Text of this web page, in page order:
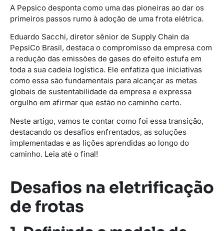
A Pepsico desponta como uma das pioneiras ao dar os
primeiros passos rumo à adoção de uma frota elétrica.
Eduardo Sacchi, diretor sênior de Supply Chain da
PepsiCo Brasil, destaca o compromisso da empresa com
a redução das emissões de gases do efeito estufa em
toda a sua cadeia logística. Ele enfatiza que iniciativas
como essa são fundamentais para alcançar as metas
globais de sustentabilidade da empresa e expressa
orgulho em afirmar que estão no caminho certo.
Neste artigo, vamos te contar como foi essa transição,
destacando os desafios enfrentados, as soluções
implementadas e as lições aprendidas ao longo do
caminho. Leia até o final!
Desafios na eletrificação
de frotas